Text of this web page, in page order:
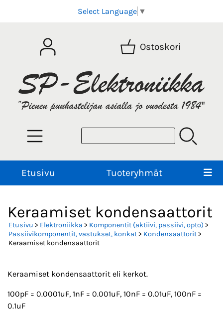
Select Language ▼
Ostoskori
Etusivu Tuoteryhmät
Keraamiset kondensaattorit
Etusivu > Elektroniikka > Komponentit (aktiivi, passiivi, opto) >
Passiivikomponentit, vastukset, konkat> Kondensaattorit>
Keraamiset kondensaattorit
Keraamiset kondensaattorit eli kerkot.
100pF = 0.0001uF, 1nF = 0.001uF, 10nF = 0.01uF, 100nF =
0.1uF